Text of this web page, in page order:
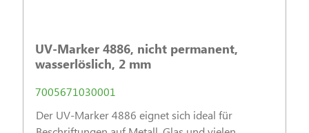
UV-Marker 4886, nicht permanent,
wasserlöslich, 2 mm
7005671030001
Der UV-Marker 4886 eignet sich ideal für